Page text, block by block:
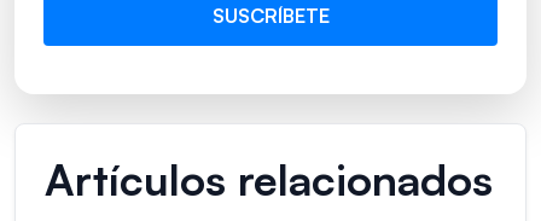
Artículos relacionados